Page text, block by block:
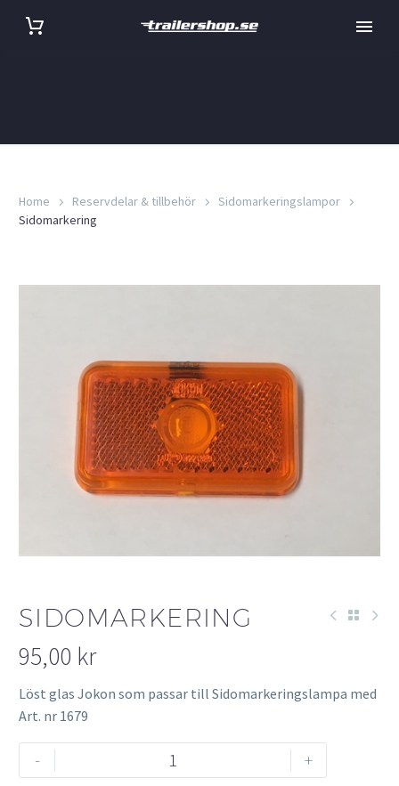
Home Reservdelar & tillbehör
Sidomarkeringslampor
Sidomarkering
SIDOMARKERING
95,00 kr
Löst glas Jokon som passar till Sidomarkeringslampa med
Art. nr 1679
-
Sidomarkering
mängd
+